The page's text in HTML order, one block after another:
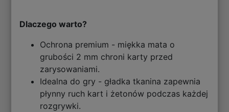
Dlaczego warto?
Ochrona premium - miękka mata o
grubości 2 mm chroni karty przed
zarysowaniami.
Idealna do gry - gładka tkanina zapewnia
płynny ruch kart i żetonów podczas każdej
rozgrywki.